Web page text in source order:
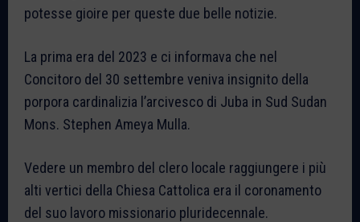
potesse gioire per queste due belle notizie.
La prima era del 2023 e ci informava che nel
Concitoro del 30 settembre veniva insignito della
porpora cardinalizia l’arcivesco di Juba in Sud Sudan
Mons. Stephen Ameya Mulla.
Vedere un membro del clero locale raggiungere i più
alti vertici della Chiesa Cattolica era il coronamento
del suo lavoro missionario pluridecennale.